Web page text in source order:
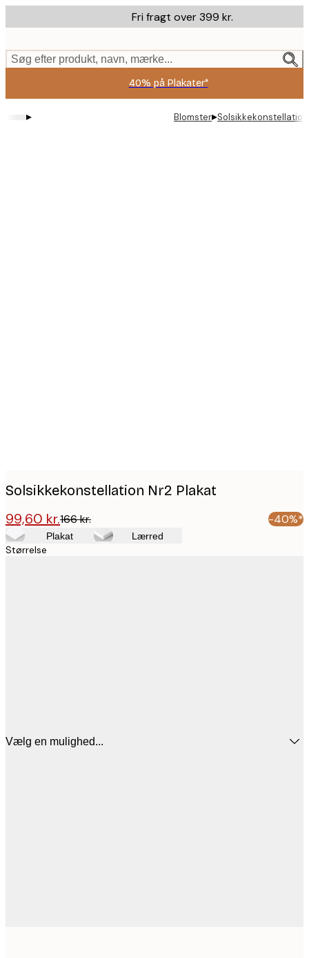
to
content.
Fri fragt over 399 kr.
Søg efter produkt, navn, mærke...
40% på Plakater*
▸ Blomster▸Solsikkekonstellation
Solsikkekonstellation Nr2 Plakat
99,60 kr.166 kr. -40%*
Plakat Lærred
Størrelse
Vælg en mulighed...